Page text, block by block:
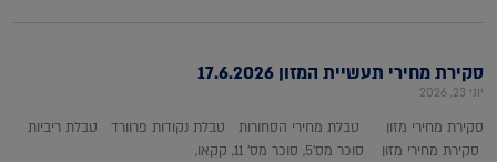
סקירת מחירי תעשיית המזון 17.6.2026
יוני 23, 2026
סקירת מחירי מזון טבלת מחירי הסחורות טבלת נקודות פרוורד טבלת ריביות
סקירת מחירי מזון סוכר מס'5, סוכר מס' 11, קקאו,